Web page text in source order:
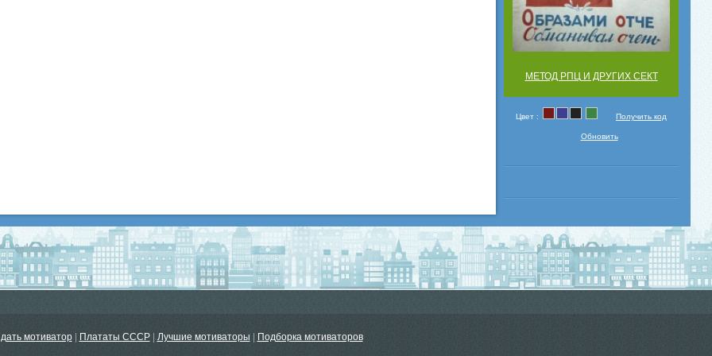
МЕТОД РПЦ И ДРУГИХ СЕКТ
Цвет : Получить код
Обновить
мотиватор| Плататы СССР| Лучшие мотиваторы Подборка мотиваторов